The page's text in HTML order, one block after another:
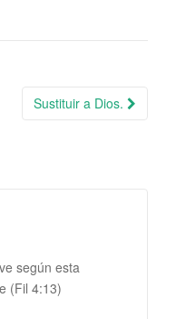
Sustituir a Dios.
según esta
(Fil 4:13)